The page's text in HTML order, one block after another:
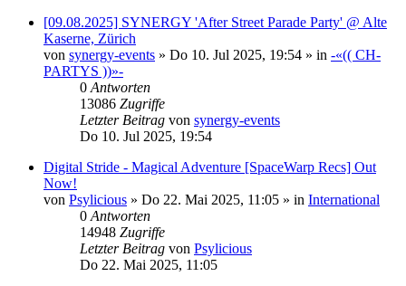
[09.08.2025] SYNERGY 'After Street Parade Party' @ Alte
Kaserne, Zürich
von synergy-events » Do 10. Jul 2025, 19:54 » in -«(( CH-
PARTYS ))»-
0 Antworten
13086 Zugriffe
Letzter Beitrag von synergy-events
Do 10. Jul 2025, 19:54
Digital Stride - Magical Adventure [SpaceWarp Recs] Out
Now!
von Psylicious » Do 22. Mai 2025, 11:05 » in International
0 Antworten
14948 Zugriffe
Letzter Beitrag von Psylicious
Do 22. Mai 2025, 11:05